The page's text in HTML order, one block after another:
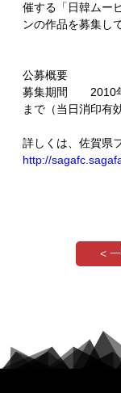
催する「日韓ムー
ンの作品を募集し
公募概要
募集期間 2010年
まで（当日消印有効
詳しくは、佐賀県
http://
<